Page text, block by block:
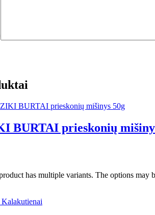
BURTAI prieskonių
has multiple variants. The options may